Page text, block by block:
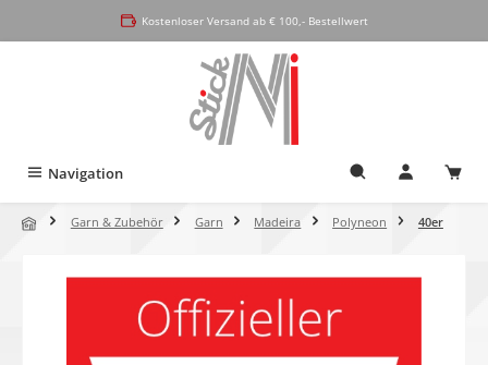
Kostenloser Versand ab € 100,- Bestellwert
Navigation
Garn & Zubehör Garn Madeira Polyneon 40er